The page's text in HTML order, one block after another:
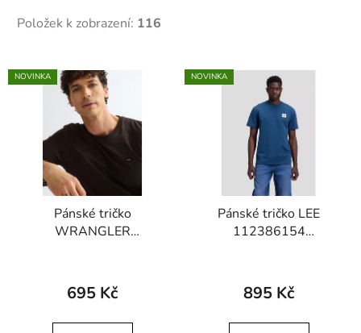
Položek k zobrazení: 116
V
ý
NOVINKA
Pánské tričko
WRANGLER
Torte
695 Kč
NOVINKA
Pánské tričko LEE
112386154
895 Kč